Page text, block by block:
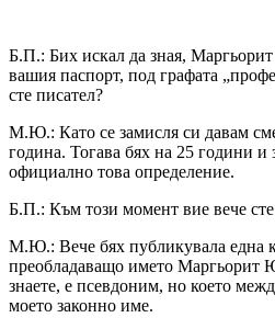
Б.П.: Бих искал да зная,
вашия паспорт, под графата
сте писател?
М.Ю.: Като се замисля си давам
година. Тогава бях на 25 години и
официално това определение.
Б.П.: Към този момент вие вече
М.Ю.: Вече бях публикувала една
преобладаващо името Маргьорит
знаете, е псевдоним, но което
моето законно име.